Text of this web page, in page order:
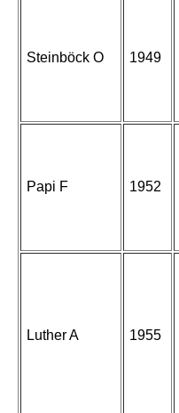
Steinböck O 1949
Papi F 1952
Luther A 1955